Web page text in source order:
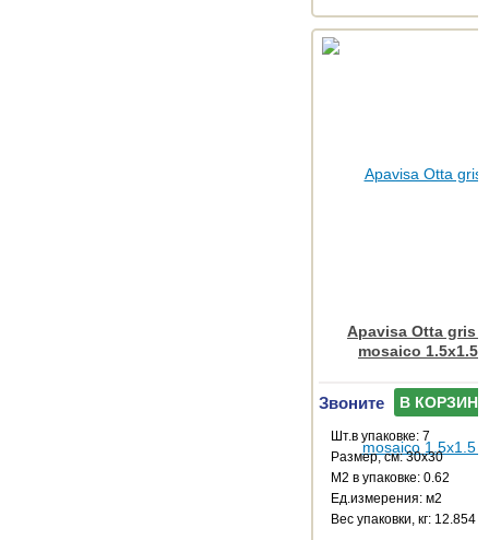
Apavisa Otta gris
mosaico 1.5x1.5
Звоните В КОРЗИНУ
Шт.в упаковке: 7
Размер, см: 30x30
М2 в упаковке: 0.62
Ед.измерения: м2
Веc упаковки, кг: 12.854